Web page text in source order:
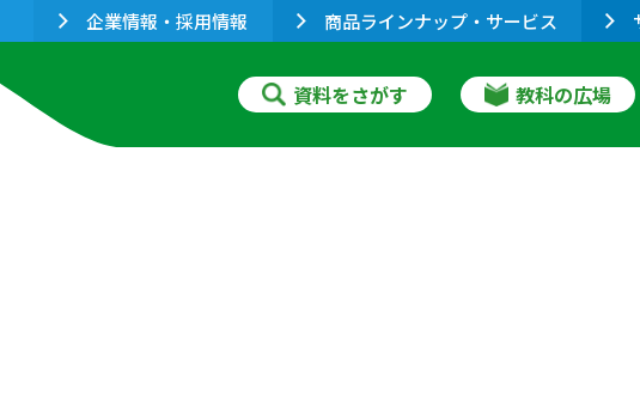
企業情報・採用情報 商品ラインナップ・サービス
資料をさがす 教科の広場